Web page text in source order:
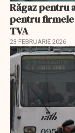
Răgaz pentru
pentru
TVA
23 FEBRUARIE 2026
EXCLUSIV